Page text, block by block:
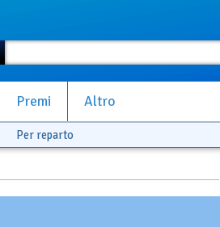
Premi Altro
Per reparto